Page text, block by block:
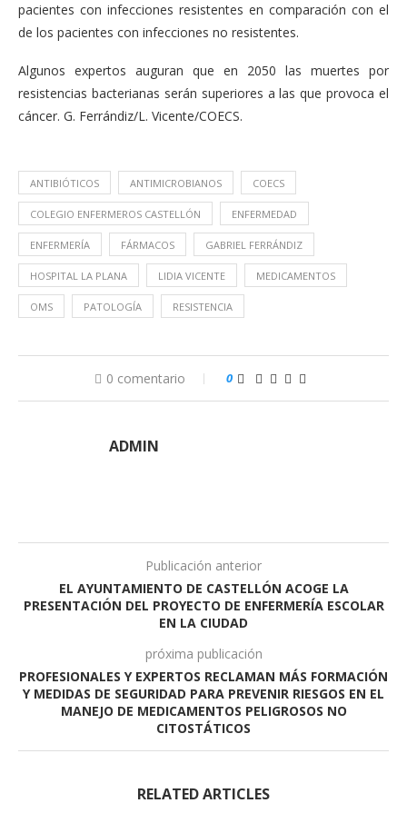
pacientes con infecciones resistentes en comparación con el
de los pacientes con infecciones no resistentes.
Algunos expertos auguran que en 2050 las muertes por
resistencias bacterianas serán superiores a las que provoca el
cáncer. G. Ferrándiz/L. Vicente/COECS.
ANTIBIÓTICOS ANTIMICROBIANOS COECS
COLEGIO ENFERMEROS CASTELLÓN ENFERMEDAD
ENFERMERÍA FÁRMACOS GABRIEL FERRÁNDIZ
HOSPITAL LA PLANA LIDIA VICENTE MEDICAMENTOS
OMS PATOLOGÍA RESISTENCIA
0 comentario 0
ADMIN
Publicación anterior
EL AYUNTAMIENTO DE CASTELLÓN ACOGE LA
PRESENTACIÓN DEL PROYECTO DE ENFERMERÍA ESCOLAR
EN LA CIUDAD
próxima publicación
PROFESIONALES Y EXPERTOS RECLAMAN MÁS FORMACIÓN
Y MEDIDAS DE SEGURIDAD PARA PREVENIR RIESGOS EN EL
MANEJO DE MEDICAMENTOS PELIGROSOS NO
CITOSTÁTICOS
RELATED ARTICLES